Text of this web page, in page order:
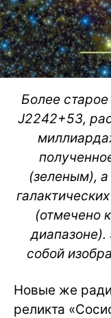
Более
J2242+53,
(зеленым),
(отмечено
собой
Новые же
реликта